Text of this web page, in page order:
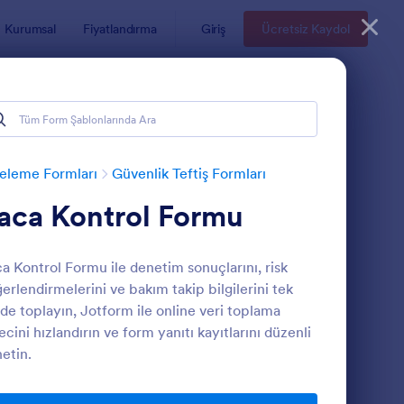
Kurumsal Fiyatlandırma Giriş Ücretsiz Kaydol
Formları Güvenlik Teftiş Formları
Kontrol Formu
Kontrol Formu ile denetim sonuçlarını, risk
ve bakım takip bilgilerini tek
toplayın, Jotform ile online veri toplama
hızlandırın ve form yanıtı kayıtlarını düzenli
Formu (SWMS Formu)
Günlük Kontrol Formu 🚧Önizleme : Günlük Devriye